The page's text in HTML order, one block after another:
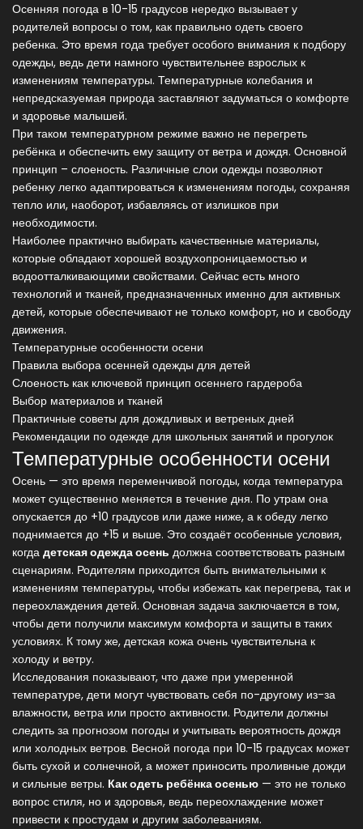
Осенняя погода в 10-15 градусов нередко вызывает у
родителей вопросы о том, как правильно одеть своего
ребенка. Это время года требует особого внимания к подбору
одежды, ведь дети намного чувствительнее взрослых к
изменениям температуры. Температурные колебания и
непредсказуемая природа заставляют задуматься о комфорте
и здоровье малышей.
При таком температурном режиме важно не перегреть
ребёнка и обеспечить ему защиту от ветра и дождя. Основной
принцип – слоеность. Различные слои одежды позволяют
ребенку легко адаптироваться к изменениям погоды, сохраняя
тепло или, наоборот, избавляясь от излишков при
необходимости.
Наиболее практично выбирать качественные материалы,
которые обладают хорошей воздухопроницаемостью и
водоотталкивающими свойствами. Сейчас есть много
технологий и тканей, предназначенных именно для активных
детей, которые обеспечивают не только комфорт, но и свободу
движения.
Температурные особенности осени
Правила выбора осенней одежды для детей
Слоеность как ключевой принцип осеннего гардероба
Выбор материалов и тканей
Практичные советы для дождливых и ветреных дней
Рекомендации по одежде для школьных занятий и прогулок
Температурные особенности осени
Осень — это время переменчивой погоды, когда температура
может существенно меняется в течение дня. По утрам она
опускается до +10 градусов или даже ниже, а к обеду легко
поднимается до +15 и выше. Это создаёт особенные условия,
когда детская одежда осень должна соответствовать разным
сценариям. Родителям приходится быть внимательными к
изменениям температуры, чтобы избежать как перегрева, так и
переохлаждения детей. Основная задача заключается в том,
чтобы дети получили максимум комфорта и защиты в таких
условиях. К тому же, детская кожа очень чувствительна к
холоду и ветру.
Исследования показывают, что даже при умеренной
температуре, дети могут чувствовать себя по-другому из-за
влажности, ветра или просто активности. Родители должны
следить за прогнозом погоды и учитывать вероятность дождя
или холодных ветров. Весной погода при 10-15 градусах может
быть сухой и солнечной, а может приносить проливные дожди
и сильные ветры. Как одеть ребёнка осенью — это не только
вопрос стиля, но и здоровья, ведь переохлаждение может
привести к простудам и другим заболеваниям.